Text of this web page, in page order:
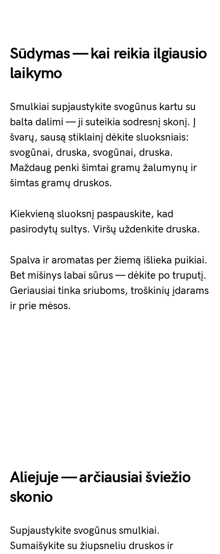
Sūdymas — kai reikia ilgiausio
laikymo
Smulkiai supjaustykite svogūnus kartu su
balta dalimi — ji suteikia sodresnį skonį. Į
švarų, sausą stiklainį dėkite sluoksniais:
svogūnai, druska, svogūnai, druska.
Maždaug penki šimtai gramų žalumynų ir
šimtas gramų druskos.
Kiekvieną sluoksnį paspauskite, kad
pasirodytų sultys. Viršų uždenkite druska.
Spalva ir aromatas per žiemą išlieka puikiai.
Bet mišinys labai sūrus — dėkite po truputį.
Geriausiai tinka sriuboms, troškinių įdarams
ir prie mėsos.
Aliejuje — arčiausiai šviežio
skonio
Supjaustykite svogūnus smulkiai.
Sumaišykite su žiupsneliu druskos ir